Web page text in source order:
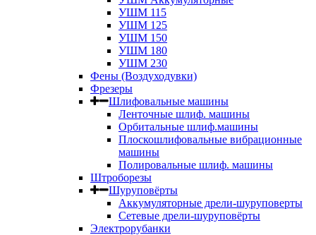
УШМ 115
УШМ 125
УШМ 150
УШМ 180
УШМ 230
Фены (Воздуходувки)
Фрезеры
Шлифовальные машины
Ленточные шлиф. машины
Орбитальные шлиф.машины
Плоскошлифовальные вибрационные
машины
Полировальные шлиф. машины
Штроборезы
Шуруповёрты
Аккумуляторные дрели-шуруповерты
Сетевые дрели-шуруповёрты
Электрорубанки